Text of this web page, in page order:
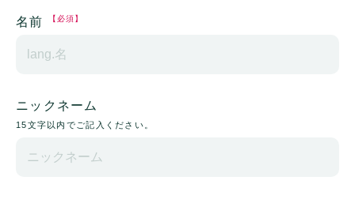
名前 【必須】
ニックネーム
15文字以内でご記入ください。